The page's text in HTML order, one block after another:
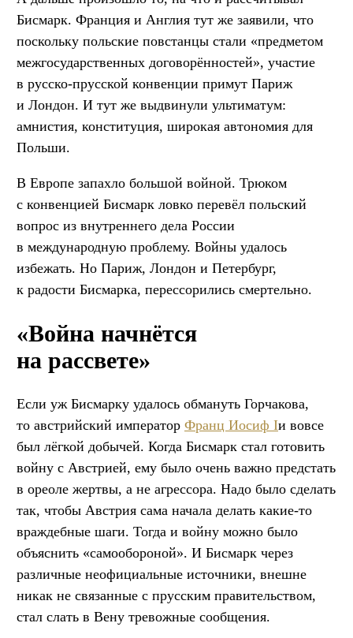
Бисмарк. Франция и Англия тут же заявили, что
поскольку польские повстанцы стали «предметом
межгосударственных договорённостей», участие
в русско-прусской конвенции примут Париж
и Лондон. И тут же выдвинули ультиматум:
амнистия, конституция, широкая автономия для
Польши.
В Европе запахло большой войной. Трюком
с конвенцией Бисмарк ловко перевёл польский
вопрос из внутреннего дела России
в международную проблему. Войны удалось
избежать. Но Париж, Лондон и Петербург,
к радости Бисмарка, перессорились смертельно.
«Война начнётся
на рассвете»
Если уж Бисмарку удалось обмануть Горчакова,
то австрийский император Франц Иосиф Iи вовсе
был лёгкой добычей. Когда Бисмарк стал готовить
войну с Австрией, ему было очень важно предстать
в ореоле жертвы, а не агрессора. Надо было сделать
так, чтобы Австрия сама начала делать какие-то
враждебные шаги. Тогда и войну можно было
объяснить «самообороной». И Бисмарк через
различные неофициальные источники, внешне
никак не связанные с прусским правительством,
стал слать в Вену тревожные сообщения.